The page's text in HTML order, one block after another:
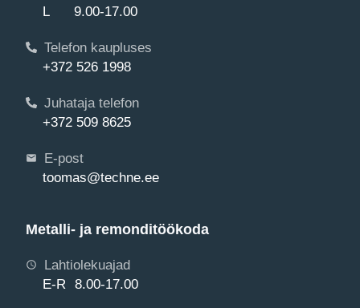
L 9.00-17.00
Telefon kaupluses
+372 526 1998
Juhataja telefon
+372 509 8625
E-post
toomas@techne.ee
Metalli- ja remonditöökoda
Lahtiolekuajad
E-R 8.00-17.00